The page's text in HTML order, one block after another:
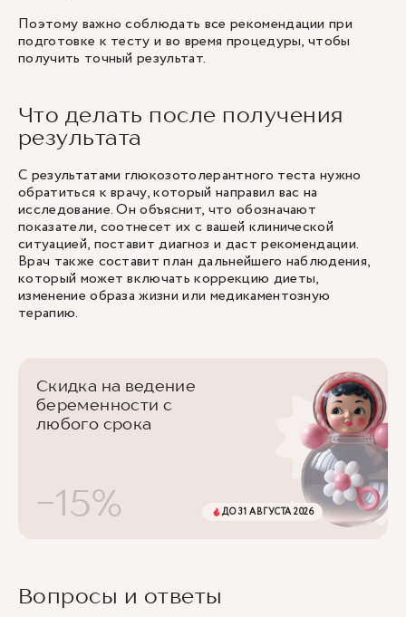
Поэтому важно соблюдать все рекомендации при
подготовке к тесту и во время процедуры, чтобы
получить точный результат.
Что делать после получения
результата
С результатами глюкозотолерантного теста нужно
обратиться к врачу, который направил вас на
исследование. Он объяснит, что обозначают
показатели, соотнесет их с вашей клинической
ситуацией, поставит диагноз и даст рекомендации.
Врач также составит план дальнейшего наблюдения,
который может включать коррекцию диеты,
изменение образа жизни или медикаментозную
терапию.
Скидка на ведение
беременности с
любого срока
-15% ДО 31 АВГУСТА 2026
Вопросы и ответы